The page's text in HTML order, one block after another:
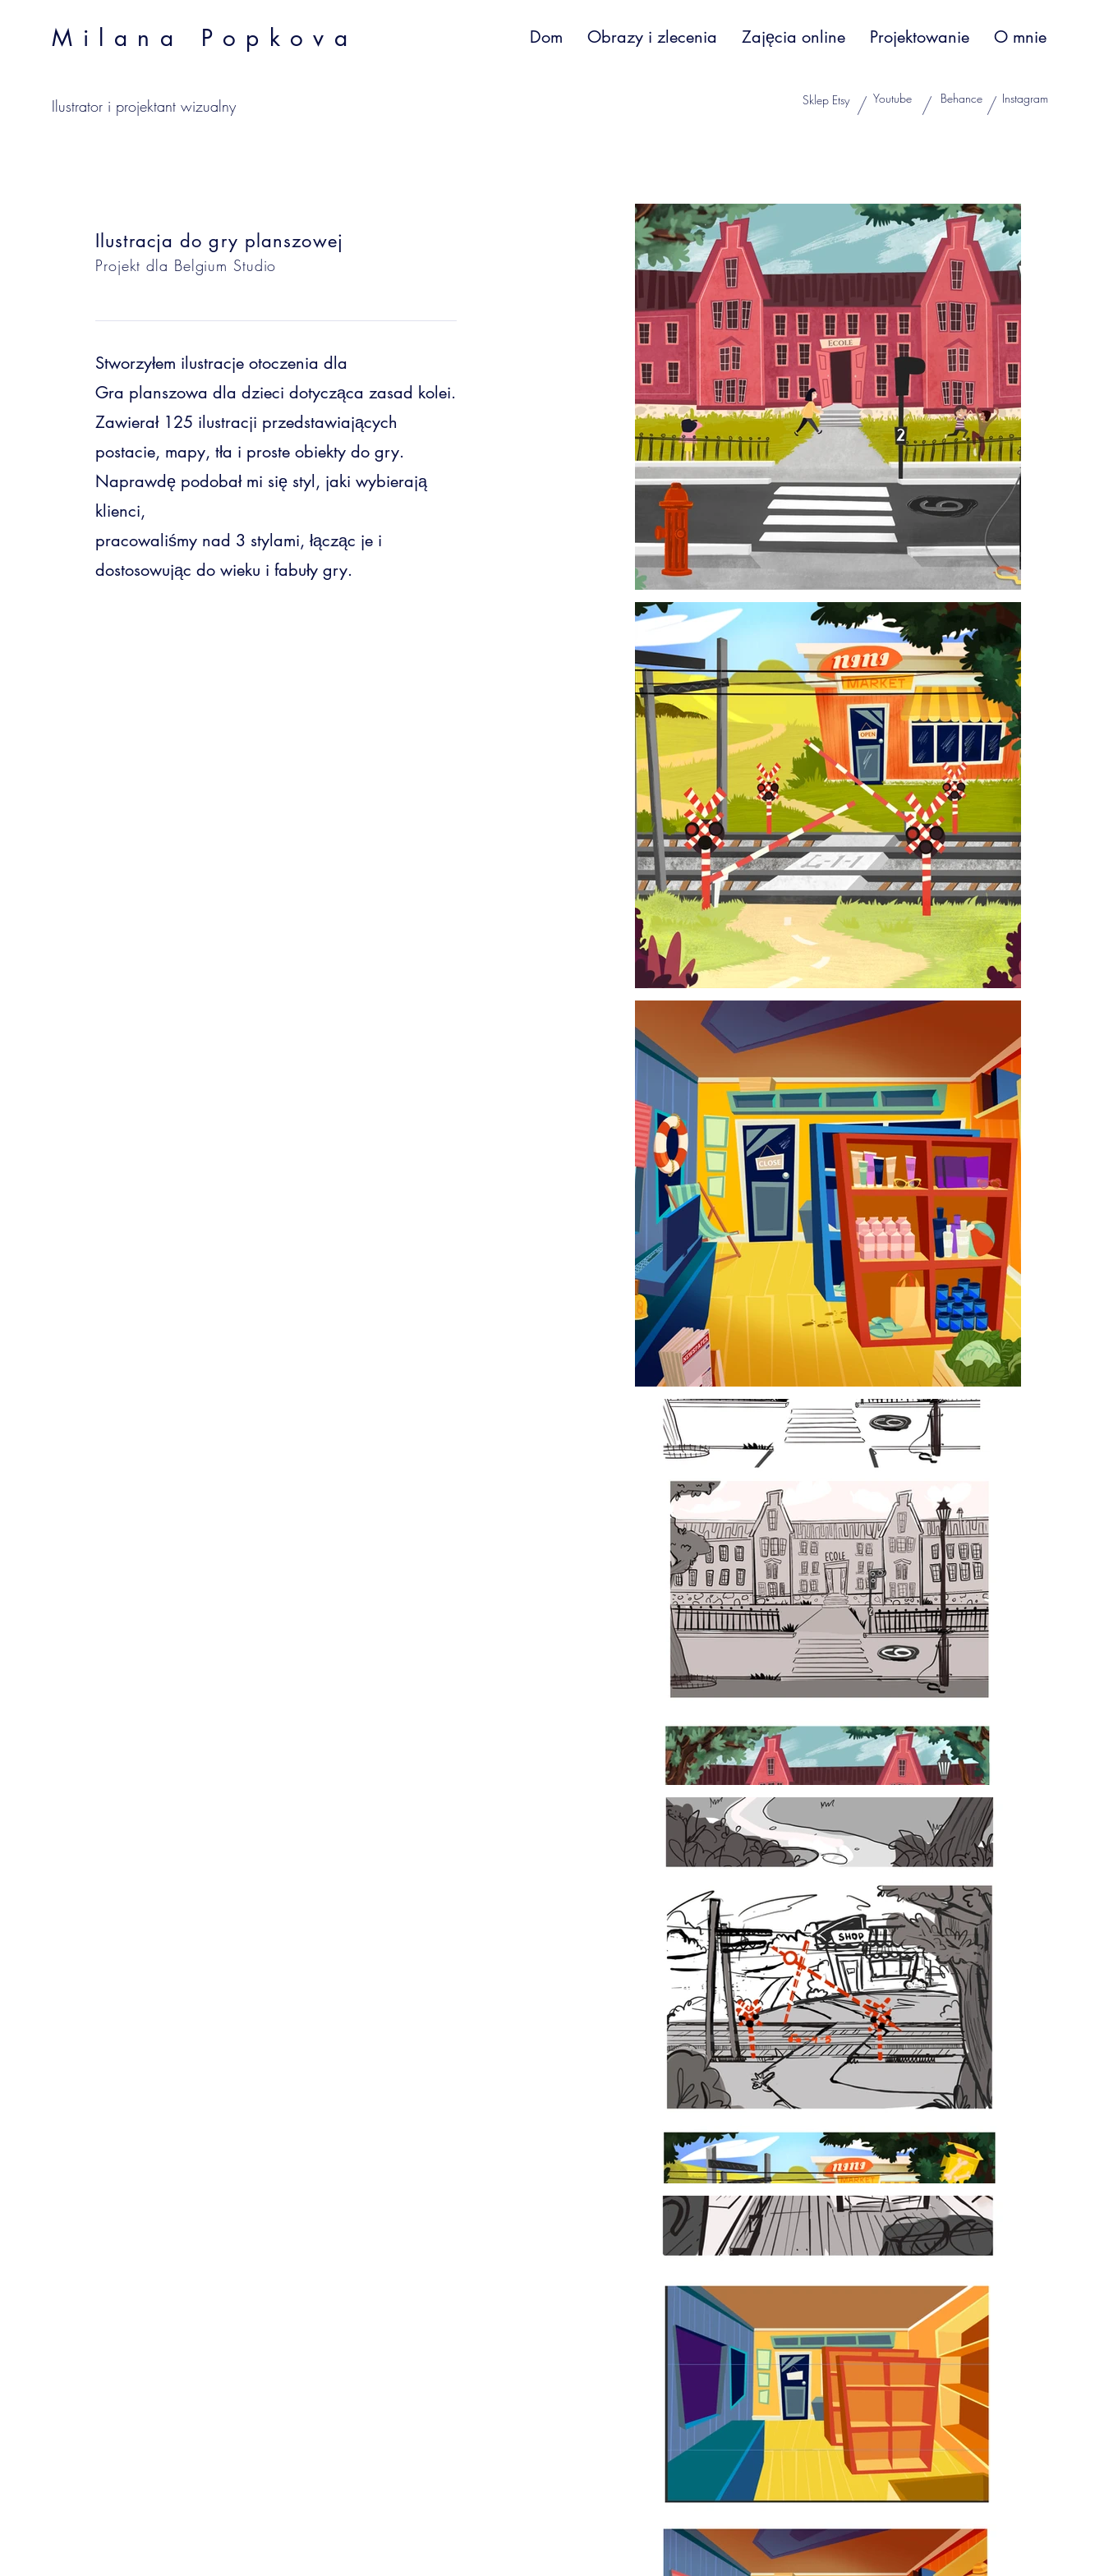
Milana Popkova Dom Obrazy i zlecenia Zajęcia online Projektowanie O mnie
Ilustrator i projektant wizualny Sklep Etsy Behance Instagram
Youtube
Ilustracja do gry planszowej
Projekt dla Belgium Studio
Stworzyłem ilustracje otoczenia dla
Gra planszowa dla dzieci dotycząca zasad kolei.
Zawierał 125 ilustracji przedstawiających
postacie, mapy, tła i proste obiekty do gry.
Naprawdę podobał mi się styl, jaki wybierają
klienci,
pracowaliśmy nad 3 stylami, łącząc je i
dostosowując do wieku i fabuły gry.